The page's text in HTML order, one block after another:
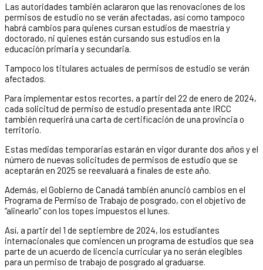
Las autoridades también aclararon que las renovaciones de los
permisos de estudio no se verán afectadas, así como tampoco
habrá cambios para quienes cursan estudios de maestría y
doctorado, ni quienes están cursando sus estudios en la
educación primaria y secundaria.
Tampoco los titulares actuales de permisos de estudio se verán
afectados.
Para implementar estos recortes, a partir del 22 de enero de 2024,
cada solicitud de permiso de estudio presentada ante IRCC
también requerirá una carta de certificación de una provincia o
territorio.
Estas medidas temporarias estarán en vigor durante dos años y el
número de nuevas solicitudes de permisos de estudio que se
aceptarán en 2025 se reevaluará a finales de este año.
Además, el Gobierno de Canadá también anunció cambios en el
Programa de Permiso de Trabajo de posgrado, con el objetivo de
“alinearlo” con los topes impuestos el lunes.
Así, a partir del 1 de septiembre de 2024, los estudiantes
internacionales que comiencen un programa de estudios que sea
parte de un acuerdo de licencia curricular ya no serán elegibles
para un permiso de trabajo de posgrado al graduarse.